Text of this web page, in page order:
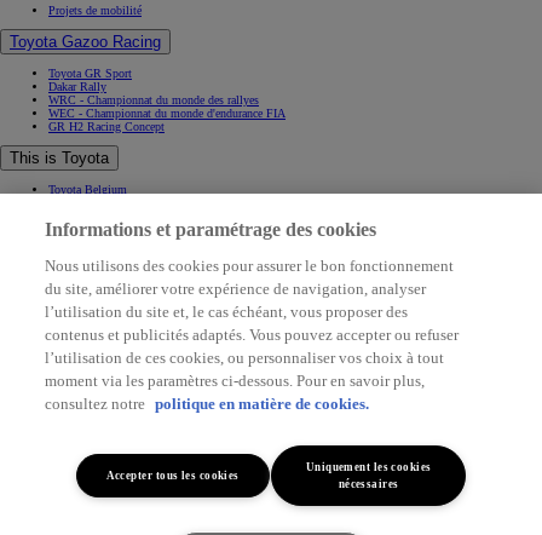
Projets de mobilité
Toyota Gazoo Racing
Toyota GR Sport
Dakar Rally
WRC - Championnat du monde des rallyes
WEC - Championnat du monde d'endurance FIA
GR H2 Racing Concept
This is Toyota
Toyota Belgium
Contact & Infos
Rendez-vous entretien
Rendez-vous en concession (Opens in new window)
Contactez-nous
Support (FAQ)
Application My Toyota
Vie privée
Data sharing
Cookies
(Opens in new window)
(Opens in new window)
(Opens in new window)
Informations et paramétrage des cookies
Nous utilisons des cookies pour assurer le bon fonctionnement
du site, améliorer votre expérience de navigation, analyser
l’utilisation du site et, le cas échéant, vous proposer des
contenus et publicités adaptés. Vous pouvez accepter ou refuser
l’utilisation de ces cookies, ou personnaliser vos choix à tout
moment via les paramètres ci-dessous. Pour en savoir plus,
consultez notre politique en matière de cookies.
Accepter tous les cookies
Uniquement les cookies
nécessaires